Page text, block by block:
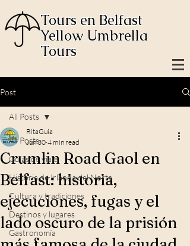
Tours en Belfast
Yellow Umbrella
Tours
Post
All Posts
Guías de viaje
Historia de Irlanda del Norte
Cultura y tradiciones
Destinos y lugares
Gastronomía
All Posts
Crumlin Road Gaol en
Belfast: historia,
ejecuciones, fugas y el
lado oscuro de la prisión
RitaGuia
Jun 30 4 min read